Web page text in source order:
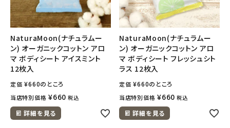
NaturaMoon(ナチュラムー
ン) オーガニックコットン アロ
マ ボディシート アイスミント
12枚入
定価 ¥660のところ
当店特別価格 ¥660 税込
詳細を見る
NaturaMoon(ナチュラムー
ン) オーガニックコットン アロ
マ ボディシート フレッシュシト
ラス 12枚入
定価 ¥660のところ
当店特別価格 ¥660 税込
詳細を見る